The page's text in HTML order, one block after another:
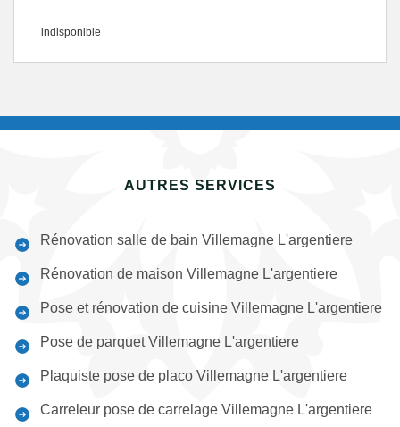
indisponible
AUTRES SERVICES
Rénovation salle de bain Villemagne L'argentiere
Rénovation de maison Villemagne L'argentiere
Pose et rénovation de cuisine Villemagne L'argentiere
Pose de parquet Villemagne L'argentiere
Plaquiste pose de placo Villemagne L'argentiere
Carreleur pose de carrelage Villemagne L'argentiere